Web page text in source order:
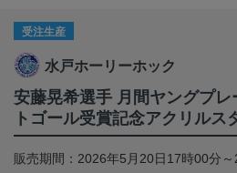
受注生産
水戸ホーリーホック
安藤晃希選手 月間ヤングプ
トゴール受賞記念アクリルス
販売期間：2026年5月20日17時00分